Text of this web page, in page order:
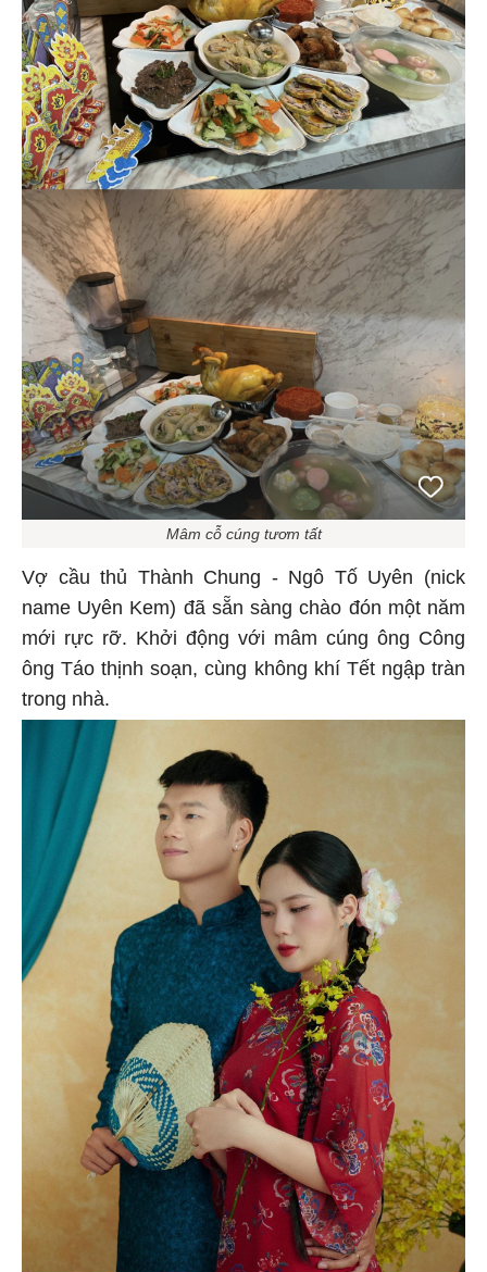
Mâm cỗ cúng tươm tất
Vợ cầu thủ Thành Chung - Ngô Tố Uyên (nick
name Uyên Kem) đã sẵn sàng chào đón một năm
mới rực rỡ. Khởi động với mâm cúng ông Công
ông Táo thịnh soạn, cùng không khí Tết ngập tràn
trong nhà.